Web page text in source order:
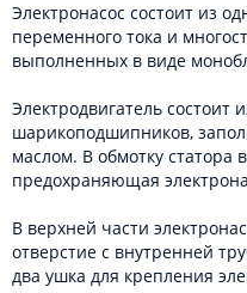
Электронасос состоит из
переменного тока и
выполненных в виде
Электродвигатель состоит
шарикоподшипников,
маслом. В обмотку статора
предохраняющая
В верхней части
отверстие с внутренней
два ушка для крепления